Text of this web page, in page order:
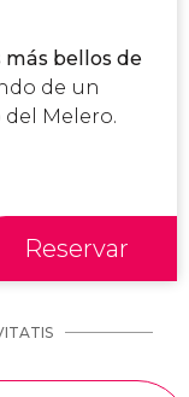
más bellos de
de un
Melero.
Reservar